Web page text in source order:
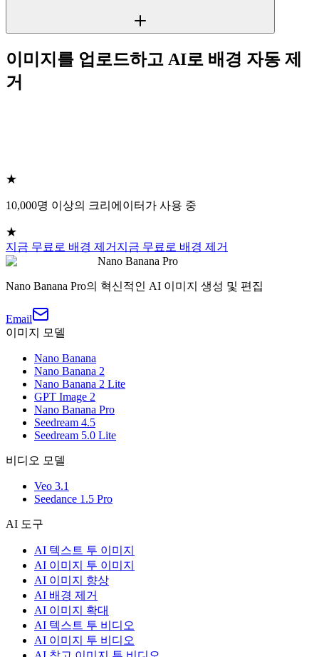
이미지를 업로드하고 AI로 배경 자동 제
거
★
10,000명 이상의 크리에이터가 사용 중
★
지금 무료로 배경 제거 지금 무료로 배경 제거
Nano Banana Pro
Nano Banana Pro의 혁신적인 AI 이미지 생성 및 편집
Email
이미지 모델
Nano Banana
Nano Banana 2
Nano Banana 2 Lite
GPT Image 2
Nano Banana Pro
Seedream 4.5
Seedream 5.0 Lite
비디오 모델
Veo 3.1
Seedance 1.5 Pro
AI 도구
AI 텍스트 투 이미지
AI 이미지 투 이미지
AI 이미지 향상
AI 배경 제거
AI 이미지 확대
AI 텍스트 투 비디오
AI 이미지 투 비디오